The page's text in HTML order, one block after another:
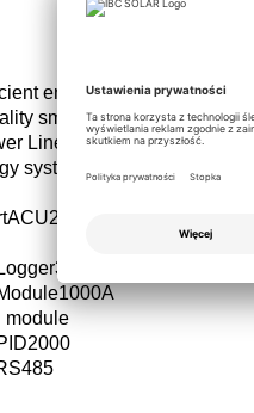
energy control with the
smart array controller.
Line Communication)
systems.
D-10 includes
module